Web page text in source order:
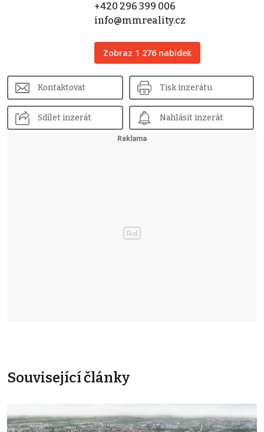
+420 296 399 006
info@mmreality.cz
Zobraz 1 276 nabídek
Kontaktovat Tisk inzerátu
Sdílet inzerát Nahlásit inzerát
Související články